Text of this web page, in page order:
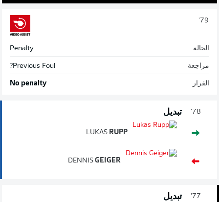
79'
الحالة Penalty
مراجعة Previous Foul?
القرار No penalty
78' تبديل
LUKAS RUPP
DENNIS GEIGER
77' تبديل